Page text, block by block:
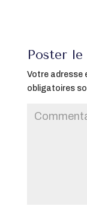
Poster
Votre adresse
obligatoires